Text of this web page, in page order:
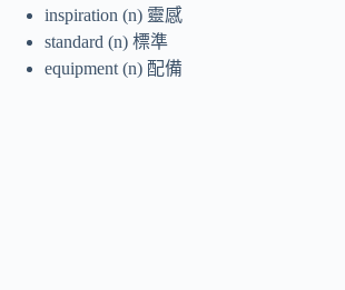
inspiration (n) 靈感
standard (n) 標準
equipment (n) 配備